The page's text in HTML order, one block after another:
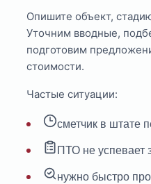
Опишите объект,
Уточним вводные,
подготовим
стоимости.
Частые ситуации:
сметчик в штате
ПТО не успевает
нужно быстро